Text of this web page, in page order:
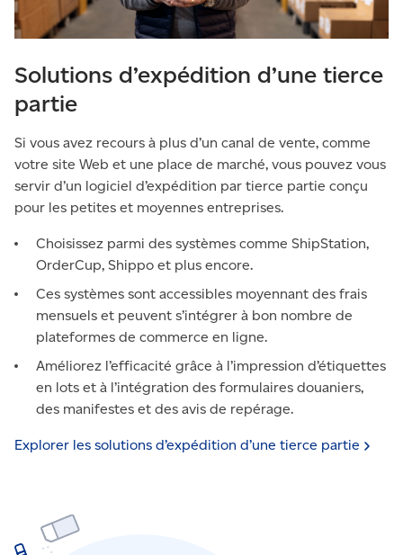
Solutions d’expédition d’une tierce
partie
Si vous avez recours à plus d’un canal de vente, comme
votre site Web et une place de marché, vous pouvez vous
servir d’un logiciel d’expédition par tierce partie conçu
pour les petites et moyennes entreprises.
Choisissez parmi des systèmes comme ShipStation,
OrderCup, Shippo et plus encore.
Ces systèmes sont accessibles moyennant des frais
mensuels et peuvent s’intégrer à bon nombre de
plateformes de commerce en ligne.
Améliorez l’efficacité grâce à l’impression d’étiquettes
en lots et à l’intégration des formulaires douaniers,
des manifestes et des avis de repérage.
Explorer les solutions d’expédition d’une tierce partie